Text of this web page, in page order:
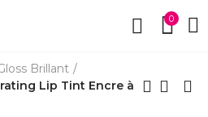
0
Brillant
Lip Tint Encre à